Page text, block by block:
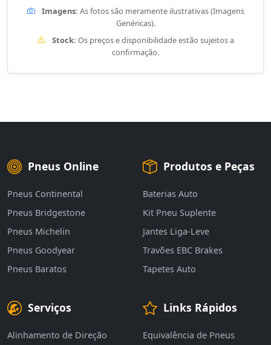
Imagens: As fotos são meramente ilustrativas (Imagens
Genéricas).
Stock: Os preços e disponibilidade estão sujeitos a
confirmação.
Pneus Online
Pneus Continental
Pneus Bridgestone
Pneus Michelin
Pneus Goodyear
Pneus Baratos
Produtos e Peças
Baterias Auto
Kit Pneu Suplente
Jantes Liga-Leve
Travões EBC Brakes
Tapetes Auto
Serviços
Alinhamento de Direção
Links Rápidos
Equivalência de Pneus